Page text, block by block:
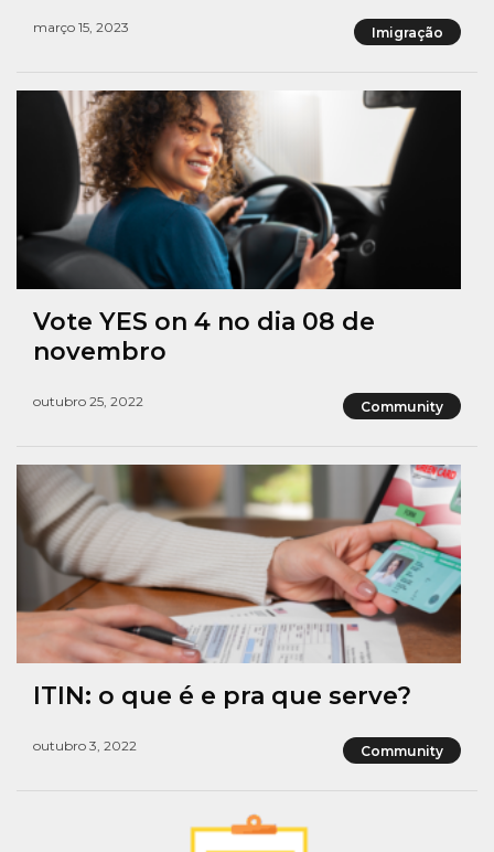
março 15, 2023 Imigração
Vote YES on 4 no dia 08 de
novembro
outubro 25, 2022 Community
ITIN: o que é e pra que serve?
outubro 3, 2022 Community